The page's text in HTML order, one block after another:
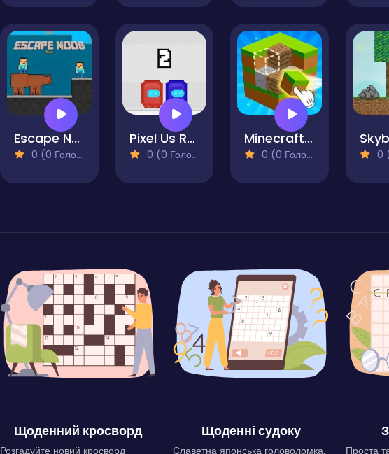
Escape Noob
0 (0 Голосів)
Pixel Us Red and Blue 2
0 (0 Голосів)
Minecraft Unblocked Online
0 (0 Голосів) 0
Щоденний кросворд
Розгадуйте новий кросворд
Щоденні судоку
Славетна японська головоломка. Проста